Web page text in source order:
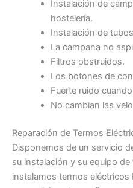
Instalación de
hostelería.
Instalación de
La campana no
Filtros obstruidos.
Los botones de
Fuerte ruido
No cambian las
Reparación de Termos
Disponemos de un servicio
su instalación y su equipo de
instalamos termos eléctricos